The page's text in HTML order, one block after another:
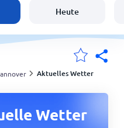
Heute
Aktuelles Wetter
Wetter